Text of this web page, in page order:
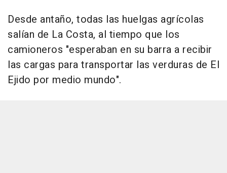
Desde antaño, todas las huelgas agrícolas
salían de La Costa, al tiempo que los
camioneros "esperaban en su barra a recibir
las cargas para transportar las verduras de El
Ejido por medio mundo".